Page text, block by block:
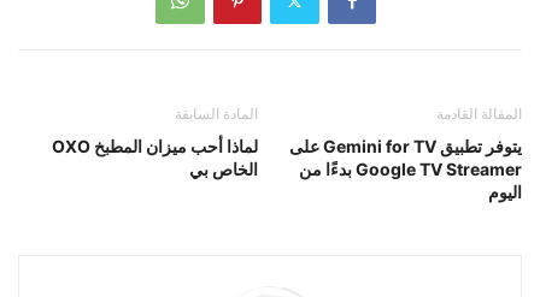
المادة السابقة
لماذا أحب ميزان المطبخ OXO
الخاص بي
المقالة القادمة
يتوفر تطبيق Gemini for TV على
Google TV Streamer بدءًا من
اليوم